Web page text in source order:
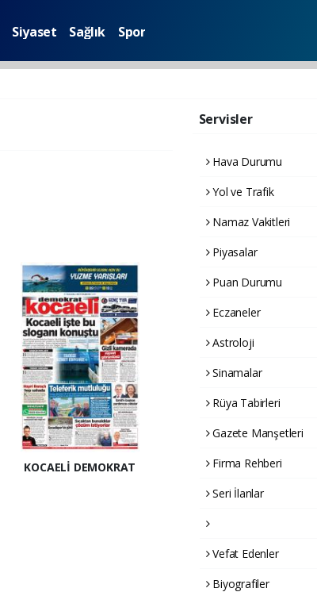
Siyaset Sağlık Spor
KOCAELİ DEMOKRAT
Servisler
Hava Durumu
Yol ve Trafik
Namaz Vakitleri
Piyasalar
Puan Durumu
Eczaneler
Astroloji
Sinamalar
Rüya Tabirleri
Gazete Manşetleri
Firma Rehberi
Seri İlanlar
Vefat Edenler
Biyografiler